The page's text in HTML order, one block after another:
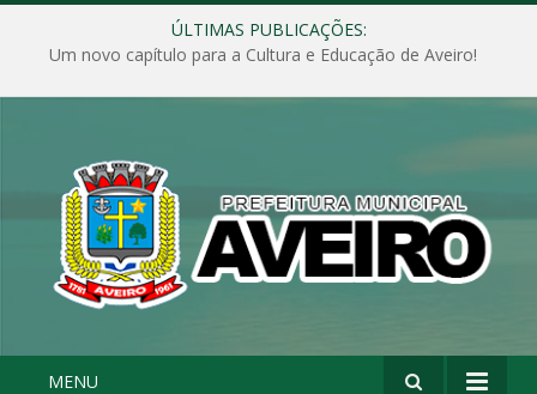
ÚLTIMAS PUBLICAÇÕES:
Um novo capítulo para a Cultura e Educação de Aveiro!
MENU